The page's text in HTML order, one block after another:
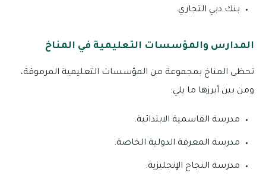
بنك دبي التجاري.
المدارس والمؤسسات التعليمية في المناخ
تحظى المناخ بمجموعة من المؤسسات التعليمية المرموقة،
ومن بين أبرزها ما يلي:
مدرسة القاسمية الابتدائية.
مدرسة المعرفة الدولية الخاصة.
مدرسة النجاح الإنجليزية.